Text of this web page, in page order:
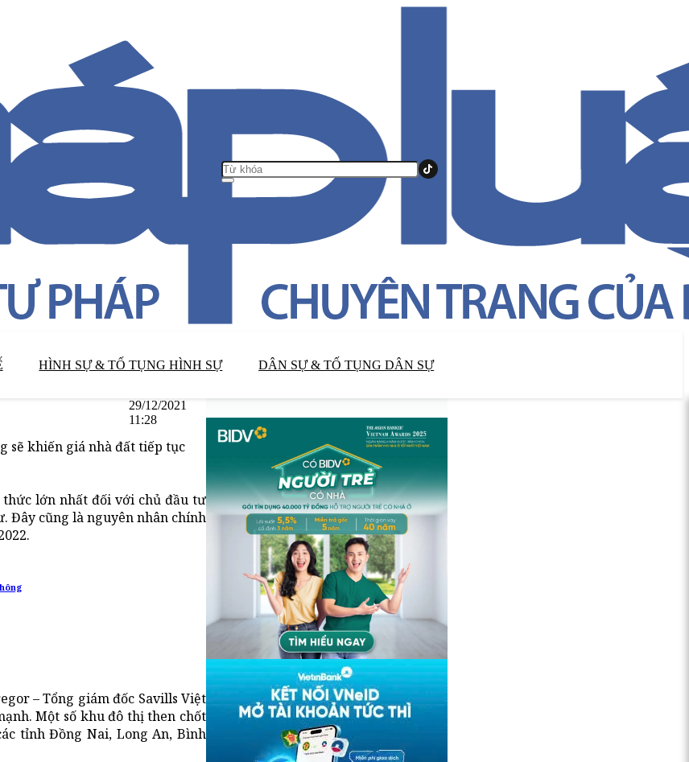
HÌNH SỰ & TỐ TỤNG HÌNH SỰ DÂN SỰ & TỐ TỤNG DÂN SỰ
29/12/2021
11:28
sẽ khiến giá nhà đất tiếp tục
lớn nhất đối với chủ đầu tư
Đây cũng là nguyên nhân chính
– Tổng giám đốc Savills Việt
Một số khu đô thị then chốt
tỉnh Đồng Nai, Long An, Bình